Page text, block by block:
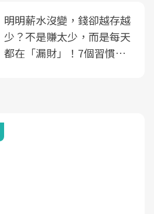
明明薪水沒變，錢卻越存越
少？不是賺太少，而是每天
都在「漏財」！7個習慣一